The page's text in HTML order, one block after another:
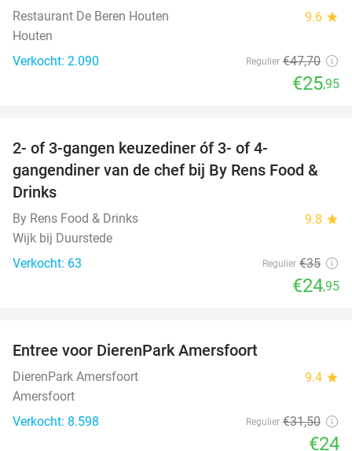
Restaurant De Beren Houten 9.6 star
Houten
Verkocht: 2.090
Regulier €47,70
€25,95
2- of 3-gangen keuzediner óf 3- of 4-
gangendiner van de chef bij By Rens Food &
Drinks
By Rens Food & Drinks 9.8 star
Wijk bij Duurstede
Verkocht: 63
Regulier €35
€24,95
Entree voor DierenPark Amersfoort
DierenPark Amersfoort 9.4 star
Amersfoort
Verkocht: 8.598
Regulier €31,50
€24